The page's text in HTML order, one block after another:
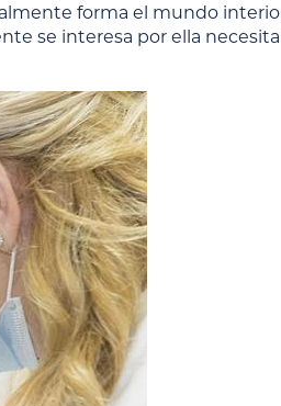
forma el mundo
se interesa por ella